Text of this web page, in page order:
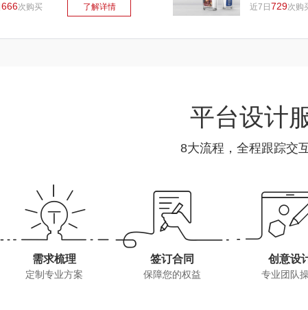
666次购买 了解详情 近7日 729次购
平台设计
8大流程，全程跟踪交
需求梳理
定制专业方案
签订合同
保障您的权益
创意设
专业团队